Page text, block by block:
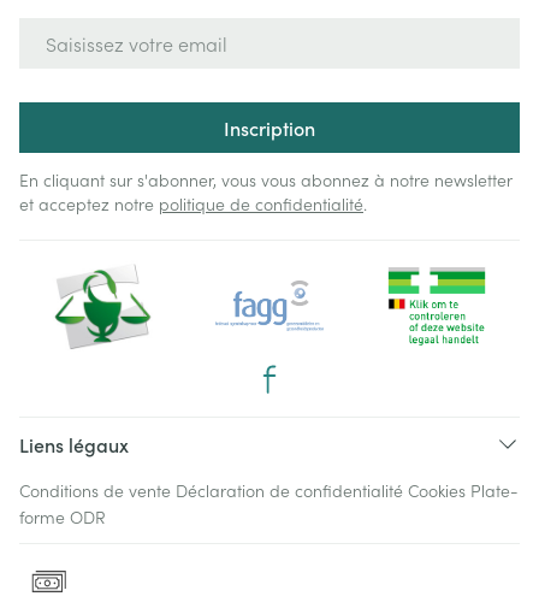
Inscription
En cliquant sur s'abonner, vous vous abonnez à notre newsletter
et acceptez notre politique de confidentialité.
Liens légaux
Conditions de vente Déclaration de confidentialité Cookies Plate-
forme ODR